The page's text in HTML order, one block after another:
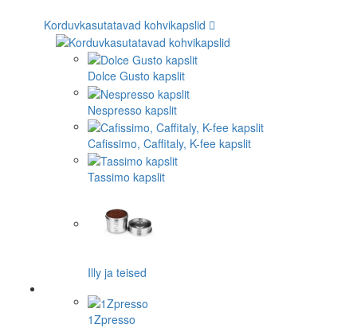
Korduvkasutatavad kohvikapslid
Dolce Gusto kapslit
Nespresso kapslit
Cafissimo, Caffitaly, K-fee kapslit
Tassimo kapslit
Illy ja teised
1Zpresso